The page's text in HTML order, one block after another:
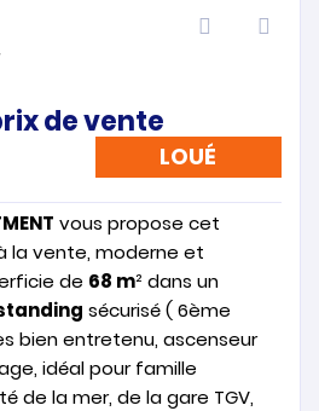
de Vacances
de vente
LOUÉ
vous propose cet
la vente, moderne et
de 68 m² dans un
sécurisé ( 6ème
bien entretenu, ascenseur
idéal pour famille
de la mer, de la gare TGV,